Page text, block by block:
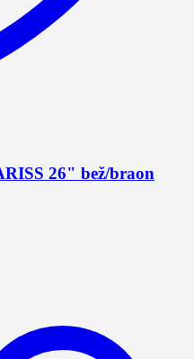
26" bež/braon